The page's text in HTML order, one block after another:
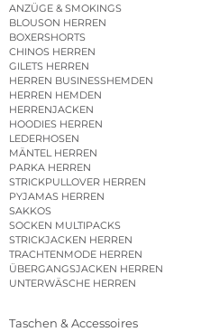
ANZÜGE & SMOKINGS
BLOUSON HERREN
BOXERSHORTS
CHINOS HERREN
GILETS HERREN
HERREN BUSINESSHEMDEN
HERREN HEMDEN
HERRENJACKEN
HOODIES HERREN
LEDERHOSEN
MÄNTEL HERREN
PARKA HERREN
STRICKPULLOVER HERREN
PYJAMAS HERREN
SAKKOS
SOCKEN MULTIPACKS
STRICKJACKEN HERREN
TRACHTENMODE HERREN
ÜBERGANGSJACKEN HERREN
UNTERWÄSCHE HERREN
Taschen & Accessoires